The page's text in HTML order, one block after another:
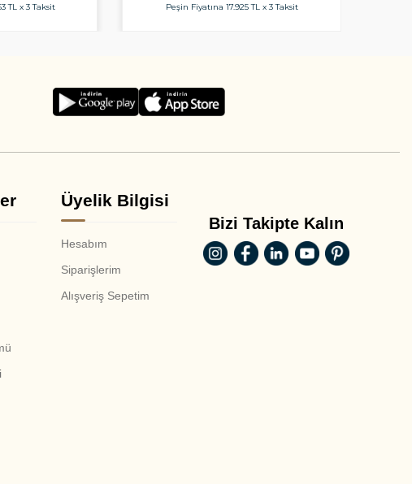
TL x 3 Taksit Peşin Fiyatına 17.925 TL x 3 Taksit
Üyelik Bilgisi
Hesabım
Siparişlerim
Alışveriş Sepetim
Bizi Takipte Kalın